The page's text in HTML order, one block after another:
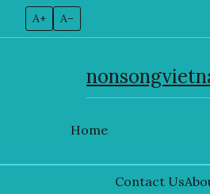
A+ A–
Home
Contact Us